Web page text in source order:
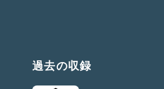
過去の収録